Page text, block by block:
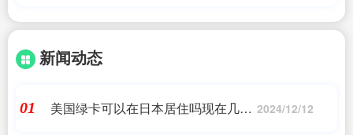
新闻动态
01
美国绿卡可以在日本居住吗现在几年, 2024/12/12